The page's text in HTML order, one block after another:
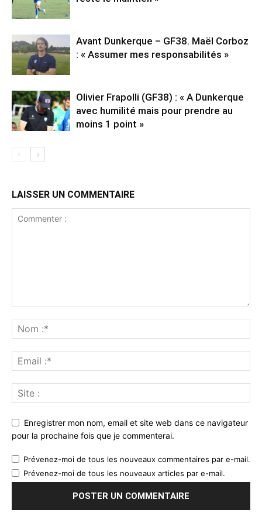
Avant Dunkerque – GF38. Maël Corboz
: « Assumer mes responsabilités »
Olivier Frapolli (GF38) : « A Dunkerque
avec humilité mais pour prendre au
moins 1 point »
LAISSER UN COMMENTAIRE
Enregistrer mon nom, email et site web dans ce navigateur
pour la prochaine fois que je commenterai.
Prévenez-moi de tous les nouveaux commentaires par e-mail.
Prévenez-moi de tous les nouveaux articles par e-mail.